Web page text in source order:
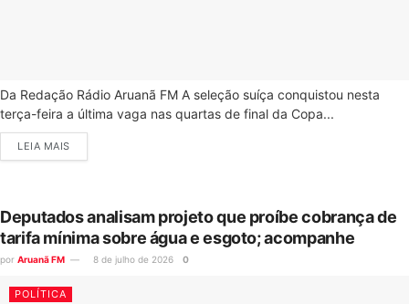
Da Redação Rádio Aruanã FM A seleção suíça conquistou nesta
terça-feira a última vaga nas quartas de final da Copa...
LEIA MAIS
Deputados analisam projeto que proíbe cobrança de
tarifa mínima sobre água e esgoto; acompanhe
por Aruanã FM 8 de julho de 2026 0
POLÍTICA